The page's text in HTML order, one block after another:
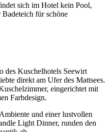
sich im Hotel kein Pool,
für schöne
des Kuschelhotels Seewirt
direkt am Ufer des Mattsees.
eingerichtet mit
Farbdesign.
und einer lustvollen
Light Dinner, runden den